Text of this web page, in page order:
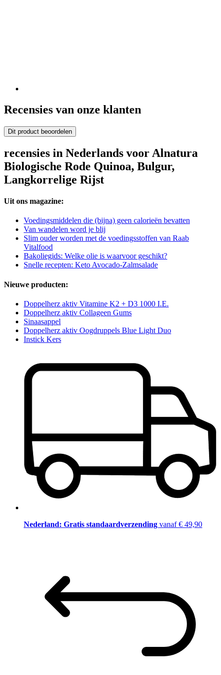
Recensies van onze klanten
Dit product beoordelen
recensies in Nederlands voor Alnatura
Biologische Rode Quinoa, Bulgur,
Langkorrelige Rijst
Uit ons magazine:
Voedingsmiddelen die (bijna) geen calorieën bevatten
Van wandelen word je blij
Slim ouder worden met de voedingsstoffen van Raab
Vitalfood
Bakoliegids: Welke olie is waarvoor geschikt?
Snelle recepten: Keto Avocado-Zalmsalade
Nieuwe producten:
Doppelherz aktiv Vitamine K2 + D3 1000 I.E.
Doppelherz aktiv Collageen Gums
Sinaasappel
Doppelherz aktiv Oogdruppels Blue Light Duo
Instick Kers
Nederland: Gratis standaardverzending vanaf € 49,90